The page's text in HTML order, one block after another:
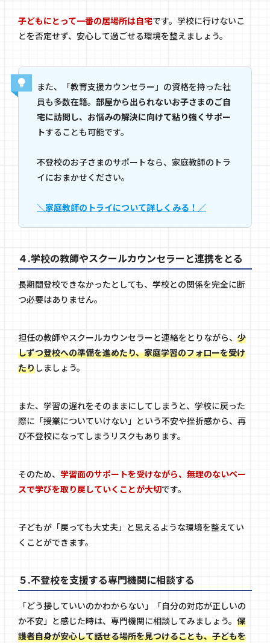
子どもにとって一番の居場所は自宅です。学校に行けないこ
とを否定せず、安心して過ごせる環境を整えましょう。
また、「教育支援カウンセラー」の資格を持った社
員も多数在籍。 部屋から出られないお子さまのご自
宅に訪問し、お悩みの解決に向けて粘り強くサポー
トすることも可能です。
不登校のお子さまのサポートなら、家庭教師のトラ
イにおまかせください。
＼家庭教師のトライについて詳しくみる！／
４.学校の教師やスクールカウンセラーと連携をとる
長期間登校できなかったとしても、学校との関係を完全に断
つ必要はありません。
担任の教師やスクールカウンセラーと連絡をとりながら、 少
しずつ登校への準備を進めたり、家庭学習のフォローを受け
たりしましょう。
また、学習の遅れをそのままにしてしまうと、学校に戻った
際に「授業についていけない」という不安や挫折感から、再
び不登校になってしまうリスクもあります。
そのため、 学習面のサポートを受けながら、無理のないペー
スで学びを取り戻していくことが大切です。
子どもが「戻っても大丈夫」と思えるような環境を整えてい
くことができます。
５.不登校を支援する専門機関に相談する
「どう接していいのかわからない」「自分の対応が正しいの
か不安」と感じた時は、専門機関に相談してみましょう。 保
護者自身が安心して話せる場所を見つけることも、子どもを